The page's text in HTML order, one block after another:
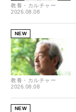
教養・カルチャー
2026.08.08
NEW
教養・カルチャー
2026.08.08
NEW